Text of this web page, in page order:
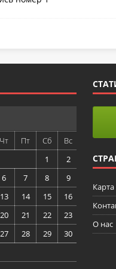
Чт Пт Сб
Вс
1
2
6 7 8
9
13 14 15
16
20 21 22
23
27 28 29
30
Карта
О нас